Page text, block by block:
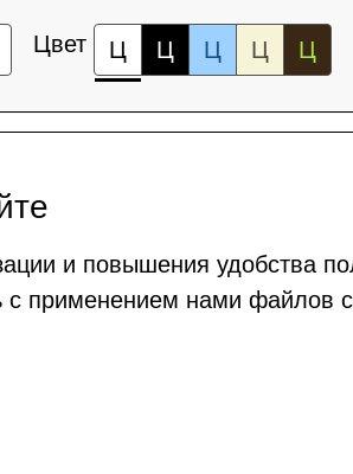
Цвет Ц Ц Ц Ц Ц
и повышения удобства
применением нами файлов